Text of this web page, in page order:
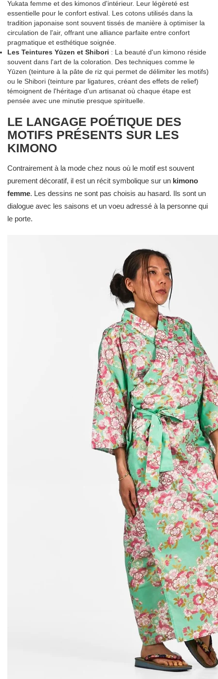
Yukata femme et des kimonos d'intérieur. Leur légèreté est
essentielle pour le confort estival. Les cotons utilisés dans la
tradition japonaise sont souvent tissés de manière à optimiser la
circulation de l'air, offrant une alliance parfaite entre confort
pragmatique et esthétique soignée.
Les Teintures Yūzen et Shibori : La beauté d'un kimono réside
souvent dans l'art de la coloration. Des techniques comme le
Yūzen (teinture à la pâte de riz qui permet de délimiter les motifs)
ou le Shibori (teinture par ligatures, créant des effets de relief)
témoignent de l'héritage d'un artisanat où chaque étape est
pensée avec une minutie presque spirituelle.
LE LANGAGE POÉTIQUE DES
MOTIFS PRÉSENTS SUR LES
KIMONO
Contrairement à la mode chez nous où le motif est souvent
purement décoratif, il est un récit symbolique sur un kimono
femme. Les dessins ne sont pas choisis au hasard. Ils sont un
dialogue avec les saisons et un voeu adressé à la personne qui
le porte.